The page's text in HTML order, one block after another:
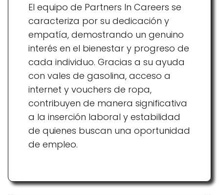
El equipo de Partners In Careers se
caracteriza por su dedicación y
empatía, demostrando un genuino
interés en el bienestar y progreso de
cada individuo. Gracias a su ayuda
con vales de gasolina, acceso a
internet y vouchers de ropa,
contribuyen de manera significativa
a la inserción laboral y estabilidad
de quienes buscan una oportunidad
de empleo.